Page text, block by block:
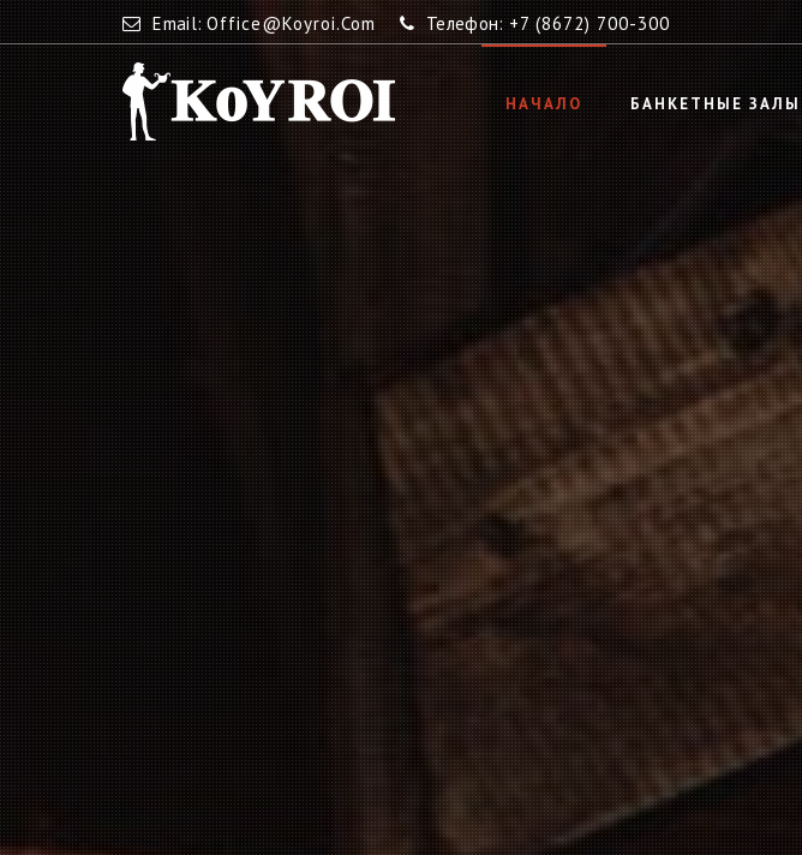
Email:Office@koyroi.com Телефон:+7 (8672) 700-300
НАЧАЛО БАНКЕТНЫЕ ЗАЛЫ